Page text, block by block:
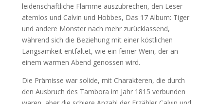
leidenschaftliche Flamme auszubrechen, den Leser
atemlos und Calvin und Hobbes, Das 17 Album: Tiger
und andere Monster nach mehr zurücklassend,
während sich die Beziehung mit einer köstlichen
Langsamkeit entfaltet, wie ein feiner Wein, der an
einem warmen Abend genossen wird.
Die Prämisse war solide, mit Charakteren, die durch
den Ausbruch des Tambora im Jahr 1815 verbunden